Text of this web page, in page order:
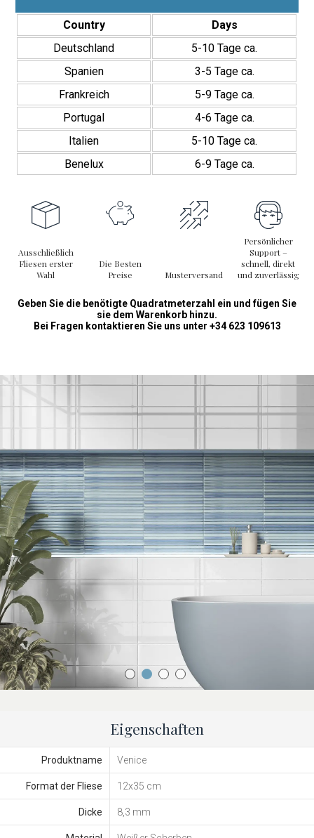
Brillante
Country
Days
Deutschland
5-10 Tage ca.
Spanien
3-5 Tage ca.
Frankreich
5-9 Tage ca.
Portugal
4-6 Tage ca.
Italien
5-10 Tage ca.
Benelux
6-9 Tage ca.
Ausschließlich
Fliesen erster
Wahl
Die Besten
Preise
Musterversand
Persönlicher
Support –
schnell, direkt
und zuverlässig
Geben Sie die benötigte Quadratmeterzahl ein und fügen Sie
sie dem Warenkorb hinzu.
Bei Fragen kontaktieren Sie uns unter +34 623 109613
Eigenschaften
Produktname Venice
Format der Fliese 12x35 cm
Dicke 8,3 mm